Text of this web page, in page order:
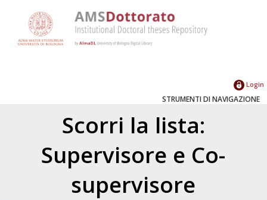
Login
STRUMENTI DI NAVIGAZIONE
Scorri la lista:
Supervisore e Co-
supervisore